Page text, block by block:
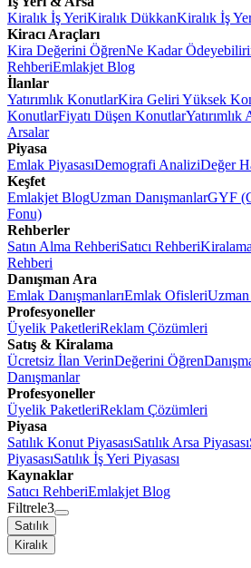
Kiralık İş YeriKiralık DükkanKiralık İş
Kiracı Araçları
Kira Değerini ÖğrenNe Kadar
RehberiEmlakjet Blog
İlanlar
Yatırımlık KonutlarKira Geliri Yüksek
KonutlarFiyatı Düşen KonutlarYatırımlık
Arsalar
Piyasa
Emlak PiyasasıDemografi AnaliziDeğer
Keşfet
Emlakjet BlogUzman DanışmanlarGYF
Fonu)
Rehberler
Satın Alma RehberiSatıcı Rehberi
Rehberi
Danışman Ara
Emlak DanışmanlarıEmlak OfisleriUzman
Profesyoneller
Üyelik PaketleriReklam Çözümleri
Satış & Kiralama
Ücretsiz İlan VerinDeğerini Öğren
Danışmanlar
Profesyoneller
Üyelik PaketleriReklam Çözümleri
Piyasa
Satılık Konut PiyasasıSatılık Arsa Piyasası
PiyasasıSatılık İş Yeri Piyasası
Kaynaklar
Satıcı RehberiEmlakjet Blog
Filtrele3
Satılık
Kiralık